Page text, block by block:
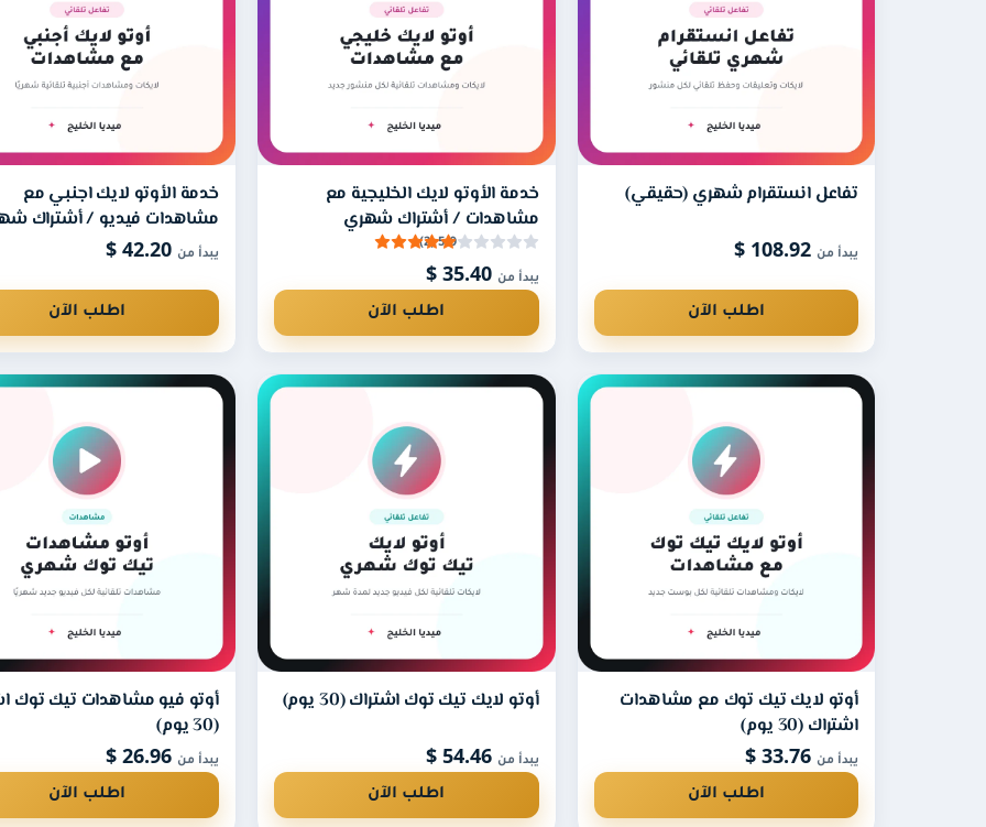
بعد تفعيل الاشتراك يصل التفاعل من لايكات أو مشاهدات تلقائياً لكل منشور جديد تنشره طوال مدة الاشتراك دون
هل أرسل رابط كل منشور يدوياً؟
لا، يلتقط النظام منشوراتك الجديدة تلقائياً خلال مدة الاشتراك، ويكفي أن يكون حسابك عاماً.
ماذا يحدث عند انتهاء الاشتراك؟
يتوقف التفاعل التلقائي عند انتهاء المدة، ويمكنك تجديد الباقة في أي وقت لاستمرار الخدمة.
تفاعل انستقرام شهري (حقيقي)
يبدأ من
اطلب الآن
خدمة الأوتو لايك الخليجية مع
مشاهدات / أشتراك شهري
5.0 (2)
يبدأ من 35.40 $
اطلب الآن
خدمة الأوتو لايك اجنبي مع
مشاهدات فيديو / أشتراك
يبدأ من
اطلب الآن
أوتو لايك تيك توك مع مشاهدات
اشتراك (30 يوم)
يبدأ من
اطلب الآن
أوتو لايك تيك توك اشتراك (30 يوم)
يبدأ من 54.46 $
اطلب الآن
أوتو فيو مشاهدات تيك توك
(30 يوم)
يبدأ من
اطلب الآن